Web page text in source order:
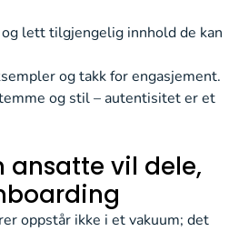
lett tilgjengelig innhold de kan
og takk for engasjement.
og stil – autentisitet er et
ansatte vil dele,
oppstår ikke i et vakuum; det